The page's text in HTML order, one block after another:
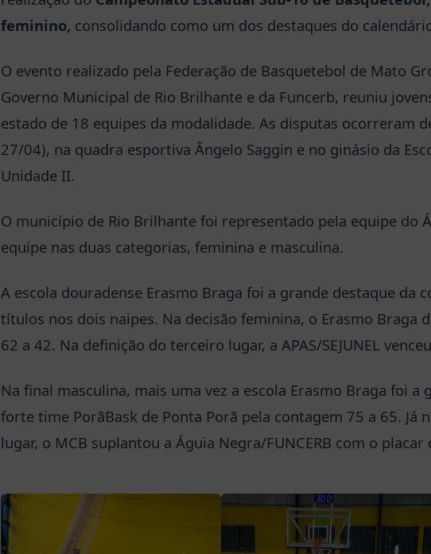
feminino, consolidando como um dos destaques do
O evento realizado pela Federação de Basquetebol de Mato
Governo Municipal de Rio Brilhante e da Funcerb, reuniu
estado de 18 equipes da modalidade. As disputas ocorreram
27/04), na quadra esportiva Ângelo Saggin e no ginásio da
Unidade II.
O município de Rio Brilhante foi representado pela equipe do
equipe nas duas categorias, feminina e masculina.
A escola douradense Erasmo Braga foi a grande destaque da
títulos nos dois naipes. Na decisão feminina, o Erasmo Braga
62 a 42. Na definição do terceiro lugar, a APAS/SEJUNEL
Na final masculina, mais uma vez a escola Erasmo Braga foi
forte time PorãBask de Ponta Porã pela contagem 75 a 65. Já
lugar, o MCB suplantou a Águia Negra/FUNCERB com o placar